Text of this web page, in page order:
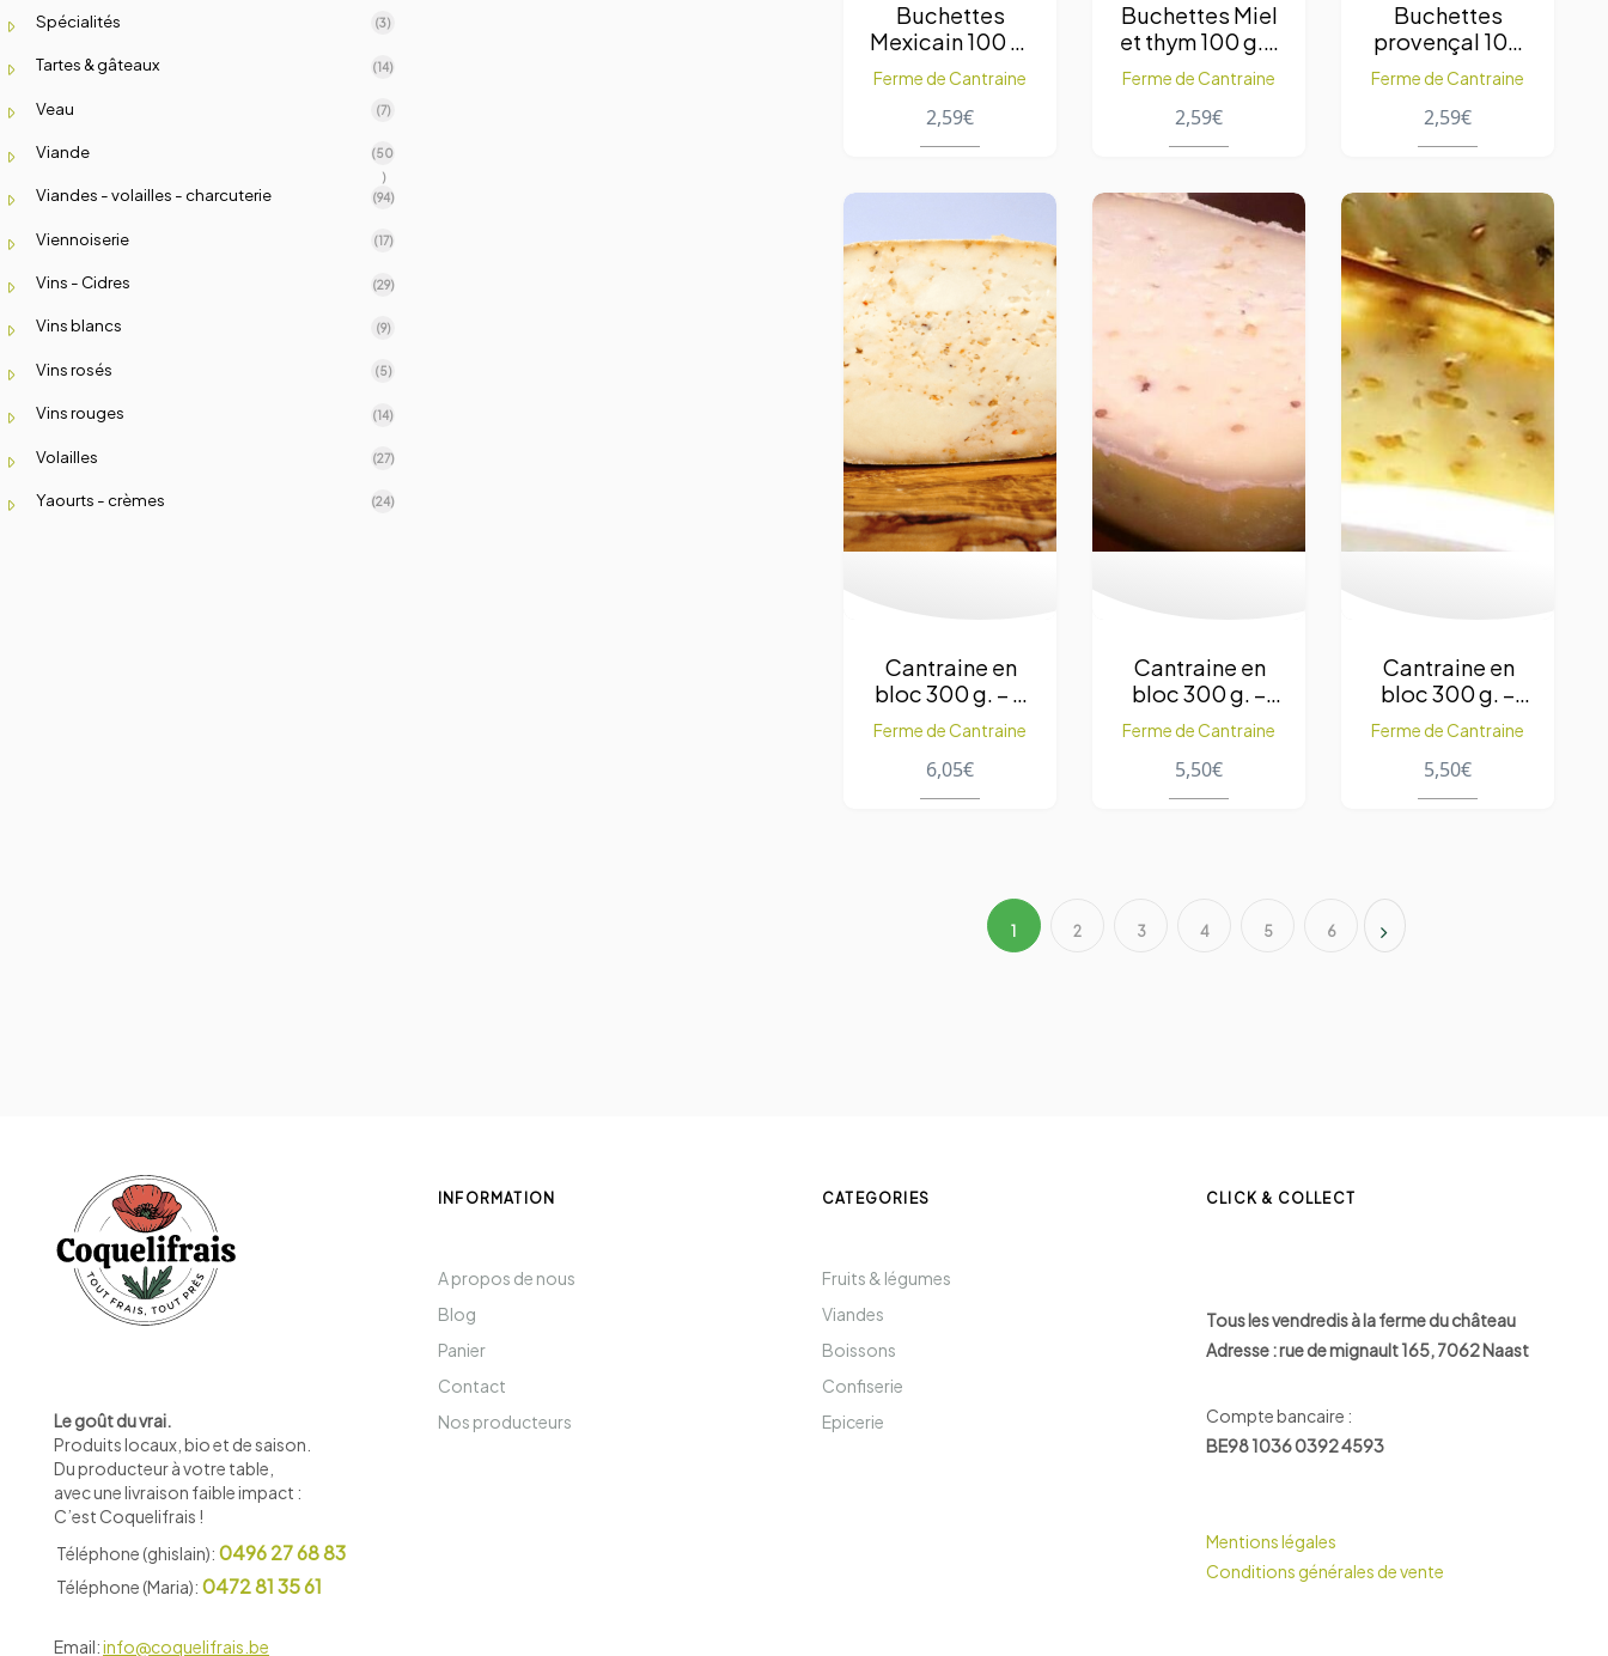
Spécialités (3)
Tartes & gâteaux (14)
Veau (7)
Viande
(50
)
Viandes - volailles - charcuterie (94)
Viennoiserie (17)
Vins - Cidres (29)
Vins blancs (9)
Vins rosés (5)
Vins rouges (14)
Volailles (27)
Yaourts - crèmes (24)
Buchettes
Mexicain 100 g.
– 1pc
Ferme de Cantraine
2,59€
Buchettes Miel
et thym 100 g. –
1pc
Ferme de Cantraine
2,59€
Buchettes
provençal 100
g. – 1pc
Ferme de Cantraine
2,59€
Cantraine en
bloc 300 g. – 5
épices
Ferme de Cantraine
6,05€
Cantraine en
bloc 300 g. –
Echalote
Ferme de Cantraine
5,50€
Cantraine en
bloc 300 g. –
Moutarde
Ferme de Cantraine
5,50€
1 2 3 4 5 6
Le goût du vrai.
Produits locaux, bio et de saison
Du producteur à votre table,
avec une livraison faible impact :
C’est Coquelifrais !
Téléphone (ghislain): 0496 27 68 83
Téléphone (Maria): 0472 81 35 61
Email:info@coquelifrais.be
INFORMATION
A propos de nous
Blog
Panier
Contact
Nos producteurs
CATEGORIES
Fruits & légumes
Viandes
Boissons
Confiserie
Epicerie
CLICK & COLLECT
Tous les vendredis à la ferme du château
Adresse : rue de mignault 165, 7062 Naast
Compte bancaire :
BE98 1036 0392 4593
Mentions légales
Conditions générales de vente